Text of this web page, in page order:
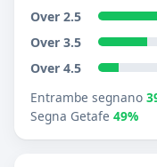
Over 2.5
Over 3.5
Over 4.5
Entrambe segnano
Segna Getafe 49%